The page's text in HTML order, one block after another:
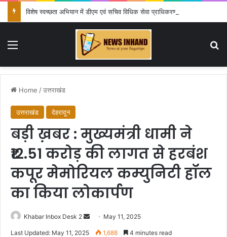
Menu
Home /उत्तराखंड
उत्तराखंड देहरादून
बड़ी ख़बर : मुख्यमंत्री धामी ने
₹12.51 करोड़ की लागत से हरबंश
कपूर मेमोरियल कम्युनिटी हॉल
का किया लोकार्पण
Khabar Inbox Desk 2
Send May 11, 2025
Last Updated: May 11, 2025 1,688 4 minutes read